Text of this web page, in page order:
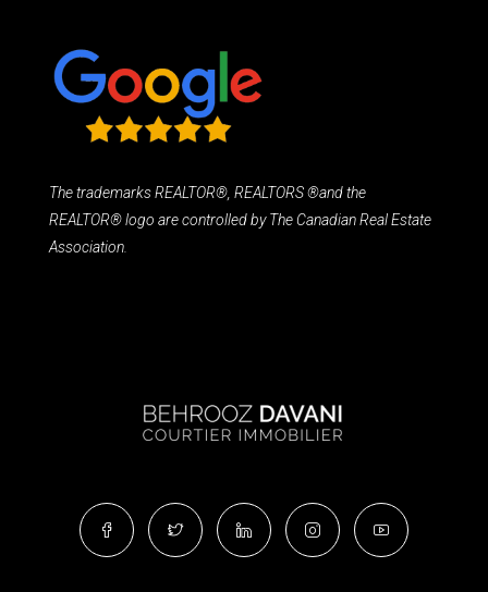
The trademarks REALTOR®, REALTORS ®and the
REALTOR® logo are controlled by The Canadian Real Estate
Association.